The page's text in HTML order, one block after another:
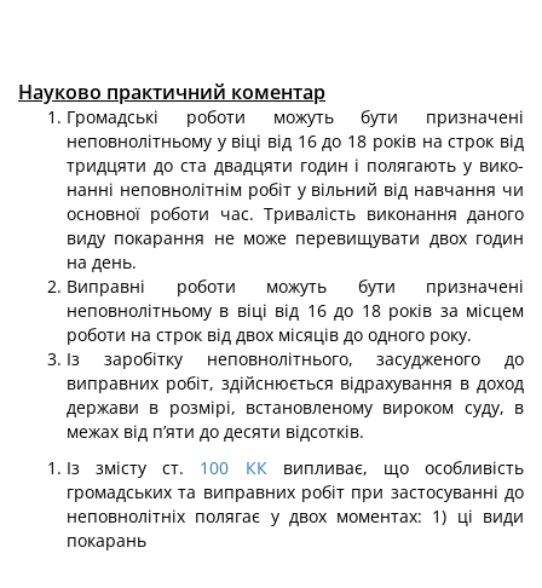
Науково практичний коментар
Громадські роботи можуть бути призначені
неповнолітньому у віці від 16 до 18 років на строк від
тридцяти до ста двадцяти годин і полягають у вико­
нанні неповнолітнім робіт у вільний від навчання чи
основної роботи час. Тривалість виконання даного
виду покарання не може перевищувати двох годин
на день.
Виправні роботи можуть бути призначені
неповнолітньому в віці від 16 до 18 років за місцем
роботи на строк від двох місяців до одного року.
Із заробітку неповнолітнього, засудженого до
виправних робіт, здійснюєть­ся відрахування в доход
держави в розмірі, встановленому вироком суду, в
межах від п’яти до десяти відсотків.
Із змісту ст. 100 ККвипливає, що особливість
громадських та виправних робіт при застосуванні до
неповнолітніх полягає у двох моментах: 1) ці види
покарань